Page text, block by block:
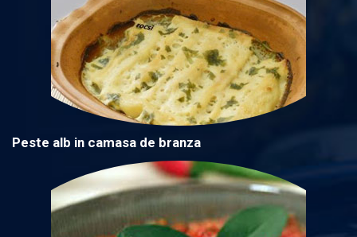
Peste alb in camasa de branza